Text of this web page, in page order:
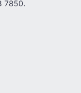
7850.